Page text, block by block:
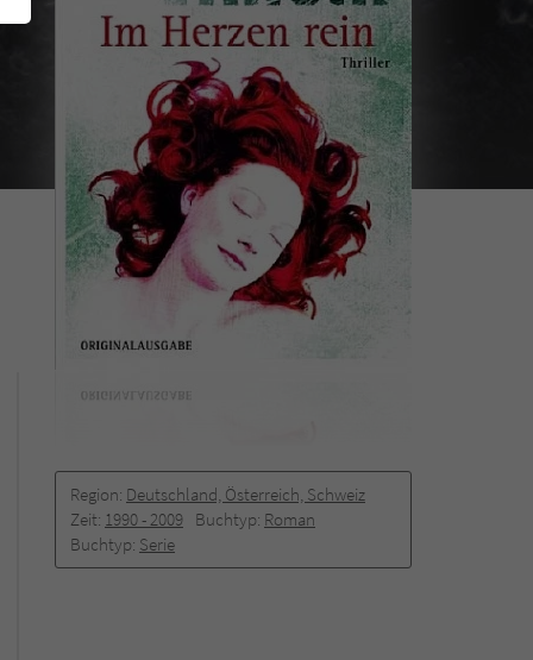
Region: Deutschland, Österreich, Schweiz
Zeit: 1990 -­ 2009 Buchtyp: Roman
Buchtyp: Serie